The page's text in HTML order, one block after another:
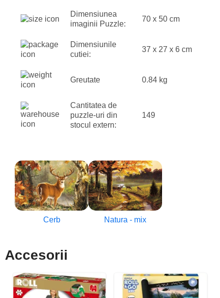
Dimensiunea
imaginii Puzzle:
70 x 50 cm
Dimensiunile
cutiei:
37 x 27 x 6 cm
Greutate 0.84 kg
Cantitatea de
puzzle-uri din
stocul extern:
149
Cerb Natura - mix
Accesorii